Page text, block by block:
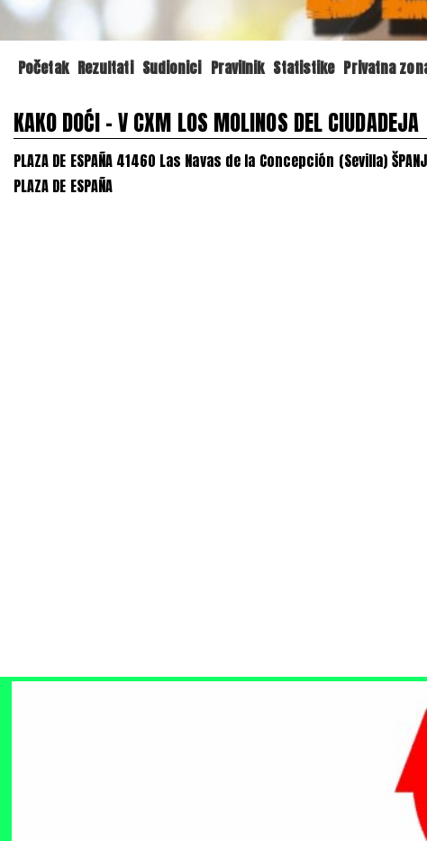
Početak Rezultati Sudionici Pravilnik Statistike Privatna
KAKO DOĆI - V CXM LOS MOLINOS DEL CIUDADEJA
PLAZA DE ESPAÑA 41460 Las Navas de la Concepción (Sevilla)
PLAZA DE ESPAÑA